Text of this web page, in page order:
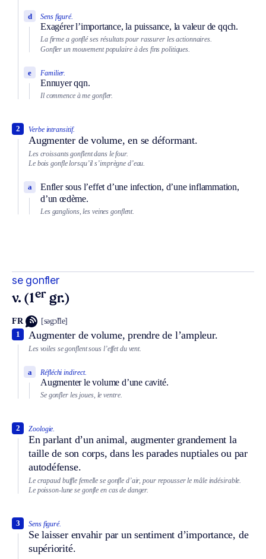
Sens figuré.
Exagérer l’importance, la puissance, la valeur de qqch.
d
La firme a gonflé ses résultats pour rassurer les actionnaires.
Gonfler un mouvement populaire à des fins politiques.
Familier.
Ennuyer qqn.
e
Il commence à me gonfler.
Verbe intransitif.
Augmenter de volume, en se déformant.
2
Les croissants gonflent dans le four.
Le bois gonfle lorsqu’il s’imprègne d’eau.
Enfler sous l’effet d’une infection, d’une inflammation,
d’un œdème.
a
Les ganglions, les veines gonflent.
se gonfler
v. (1er gr.)
FR [səgɔ̃fle]
Augmenter de volume, prendre de l’ampleur.
1
Les voiles se gonflent sous l’effet du vent.
Réfléchi indirect.
Augmenter le volume d’une cavité.
a
Se gonfler les joues, le ventre.
Zoologie.
En parlant d’un animal, augmenter grandement la
taille de son corps, dans les parades nuptiales ou par
autodéfense.
2
Le crapaud buffle femelle se gonfle d’air, pour repousser le mâle indésirable.
Le poisson-lune se gonfle en cas de danger.
Sens figuré.
Se laisser envahir par un sentiment d’importance, de
supériorité.
3